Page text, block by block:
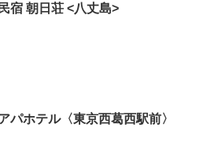
民宿 朝日荘 <八丈島>
パホテル〈東京西葛西駅前〉